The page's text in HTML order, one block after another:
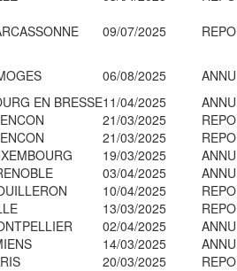
09/07/2025
06/08/2025
EN BRESSE11/04/2025
21/03/2025
21/03/2025
19/03/2025
03/04/2025
10/04/2025
13/03/2025
02/04/2025
14/03/2025
20/03/2025